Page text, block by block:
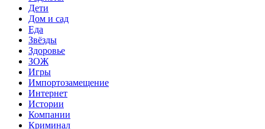
Дети
Дом и сад
Еда
Звёзды
Здоровье
ЗОЖ
Игры
Импортозамещение
Интернет
Истории
Компании
Криминал